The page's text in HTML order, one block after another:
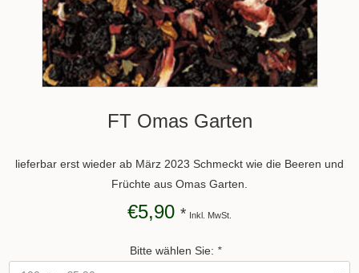
FT Omas Garten
lieferbar erst wieder ab März 2023 Schmeckt wie die Beeren und
Früchte aus Omas Garten.
€5,90 * Inkl. MwSt.
Bitte wählen Sie: *